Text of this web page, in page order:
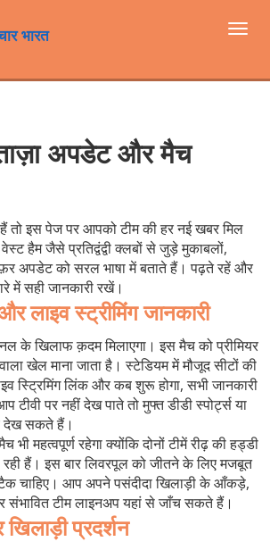
टॉगल
अपडेट और मैच
इस पेज पर आपको टीम की हर नई खबर मिल
हैम जैसे प्रतिद्वंद्वी क्लबों से जुड़े मुकाबलों,
अपडेट को सरल भाषा में बताते हैं। पढ़ते रहें और
में सही जानकारी रखें।
लाइव स्ट्रीमिंग जानकारी
के खिलाफ क़दम मिलाएगा। इस मैच को प्रीमियर
खेल माना जाता है। स्टेडियम में मौजूद सीटों की
स्ट्रिमिंग लिंक और कब शुरू होगा, सभी जानकारी
टीवी पर नहीं देख पाते तो मुफ्त डीडी स्पोर्ट्स या
देख सकते हैं।
महत्वपूर्ण रहेगा क्योंकि दोनों टीमें रीढ़ की हड्डी
हैं। इस बार लिवरपूल को जीतने के लिए मजबूत
चाहिए। आप अपने पसंदीदा खिलाड़ी के आँकड़े,
टीम लाइनअप यहां से जाँच सकते हैं।
प्रदर्शन